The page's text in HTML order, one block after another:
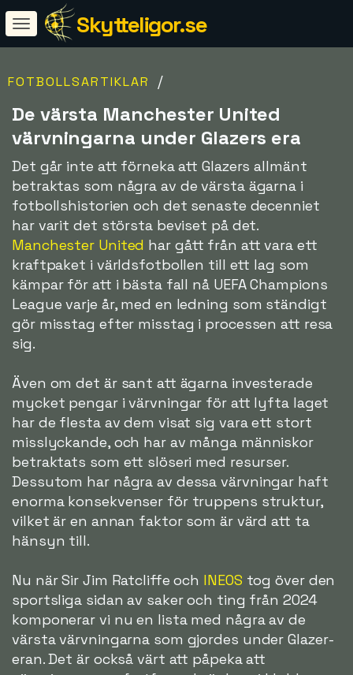
Skytteligor.se
FOTBOLLSARTIKLAR /
De värsta Manchester United
värvningarna under Glazers era
Det går inte att förneka att Glazers allmänt
betraktas som några av de värsta ägarna i
fotbollshistorien och det senaste decenniet
har varit det största beviset på det.
Manchester United har gått från att vara ett
kraftpaket i världsfotbollen till ett lag som
kämpar för att i bästa fall nå UEFA Champions
League varje år, med en ledning som ständigt
gör misstag efter misstag i processen att resa
sig.
Även om det är sant att ägarna investerade
mycket pengar i värvningar för att lyfta laget
har de flesta av dem visat sig vara ett stort
misslyckande, och har av många människor
betraktats som ett slöseri med resurser.
Dessutom har några av dessa värvningar haft
enorma konsekvenser för truppens struktur,
vilket är en annan faktor som är värd att ta
hänsyn till.
Nu när Sir Jim Ratcliffe och INEOS tog över den
sportsliga sidan av saker och ting från 2024
komponerar vi nu en lista med några av de
värsta värvningarna som gjordes under Glazer-
eran. Det är också värt att påpeka att